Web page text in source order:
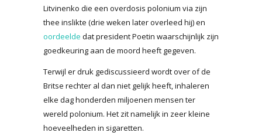
Litvinenko die een overdosis polonium via zijn
thee inslikte (drie weken later overleed hij) en
oordeelde dat president Poetin waarschijnlijk zijn
goedkeuring aan de moord heeft gegeven.
Terwijl er druk gediscussieerd wordt over of de
Britse rechter al dan niet gelijk heeft, inhaleren
elke dag honderden miljoenen mensen ter
wereld polonium. Het zit namelijk in zeer kleine
hoeveelheden in sigaretten.